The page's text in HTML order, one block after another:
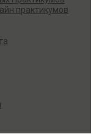
практикумов